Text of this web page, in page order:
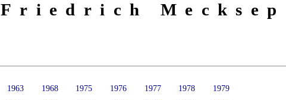
Friedrich
1963 1968 1975 1976 1977 1978
1979